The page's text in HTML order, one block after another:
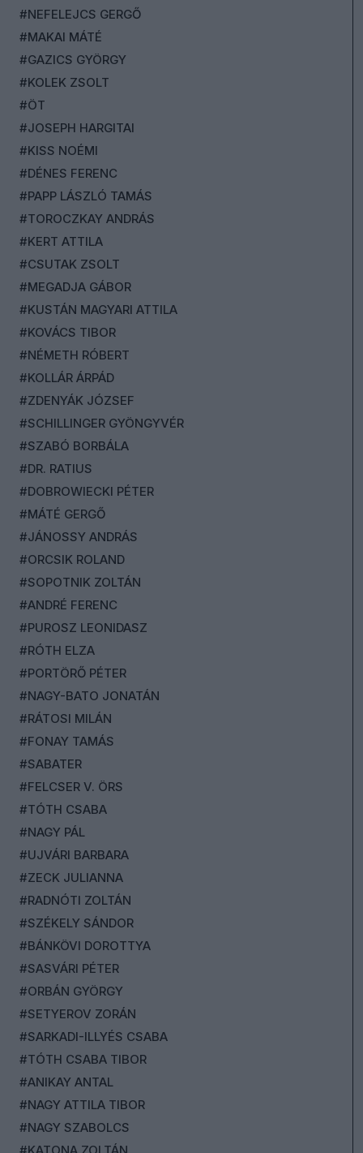
#NEFELEJCS GERGŐ
#MAKAI MÁTÉ
#GAZICS GYÖRGY
#KOLEK ZSOLT
#ÖT
#JOSEPH HARGITAI
#KISS NOÉMI
#DÉNES FERENC
#PAPP LÁSZLÓ TAMÁS
#TOROCZKAY ANDRÁS
#KERT ATTILA
#CSUTAK ZSOLT
#MEGADJA GÁBOR
#KUSTÁN MAGYARI ATTILA
#KOVÁCS TIBOR
#NÉMETH RÓBERT
#KOLLÁR ÁRPÁD
#ZDENYÁK JÓZSEF
#SCHILLINGER GYÖNGYVÉR
#SZABÓ BORBÁLA
#DR. RATIUS
#DOBROWIECKI PÉTER
#MÁTÉ GERGŐ
#JÁNOSSY ANDRÁS
#ORCSIK ROLAND
#SOPOTNIK ZOLTÁN
#ANDRÉ FERENC
#PUROSZ LEONIDASZ
#RÓTH ELZA
#PORTÖRŐ PÉTER
#NAGY-BATO JONATÁN
#RÁTOSI MILÁN
#FONAY TAMÁS
#SABATER
#FELCSER V. ÖRS
#TÓTH CSABA
#NAGY PÁL
#UJVÁRI BARBARA
#ZECK JULIANNA
#RADNÓTI ZOLTÁN
#SZÉKELY SÁNDOR
#BÁNKÖVI DOROTTYA
#SASVÁRI PÉTER
#ORBÁN GYÖRGY
#SETYEROV ZORÁN
#SARKADI-ILLYÉS CSABA
#TÓTH CSABA TIBOR
#ANIKAY ANTAL
#NAGY ATTILA TIBOR
#NAGY SZABOLCS
#KATONA ZOLTÁN